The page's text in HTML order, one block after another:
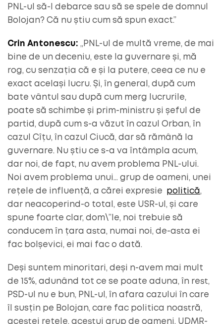
PNL-ul să-l debarce sau să se spele de domnul
Bolojan? Că nu știu cum să spun exact.”
Crin Antonescu: „PNL-ul de multă vreme, de mai
bine de un deceniu, este la guvernare și, mă
rog, cu senzația că e și la putere, ceea ce nu e
exact același lucru. Și, în general, după cum
bate vântul sau după cum merg lucrurile,
poate să schimbe și prim-ministru și șeful de
partid, după cum s-a văzut în cazul Orban, în
cazul Cîțu, în cazul Ciucă, dar să rămână la
guvernare. Nu știu ce s-a va întâmpla acum,
dar noi, de fapt, nu avem problema PNL-ului.
Noi avem problema unui… grup de oameni, unei
rețele de influență, a cărei expresie
politică ,
dar neacoperind-o total, este USR-ul, și care
spune foarte clar, dom\”le, noi trebuie să
conducem în țara asta, numai noi, de-asta ei
fac bolșevici, ei mai fac o dată.
Deși suntem minoritari, deși n-avem mai mult
de 15%, adunând tot ce se poate aduna, în rest,
PSD-ul nu e bun, PNL-ul, în afara cazului în care
îl susțin pe Bolojan, care fac politica noastră,
acestei rețele, acestui grup de oameni, UDMR-